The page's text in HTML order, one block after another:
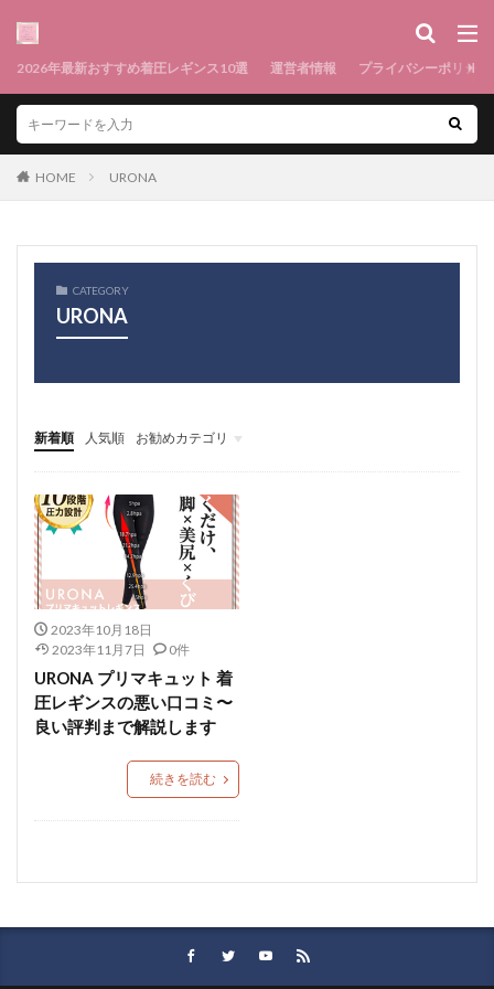
2026年最新おすすめ着圧レギンス10選 運営者情報 プライバシーポリシー
HOME URONA
CATEGORY
URONA
新着順 人気順
お勧めカテゴリ
メニュー1
2023年10月18日
2023年11月7日
0件
URONA プリマキュット 着
圧レギンスの悪い口コミ〜
良い評判まで解説します
続きを読む